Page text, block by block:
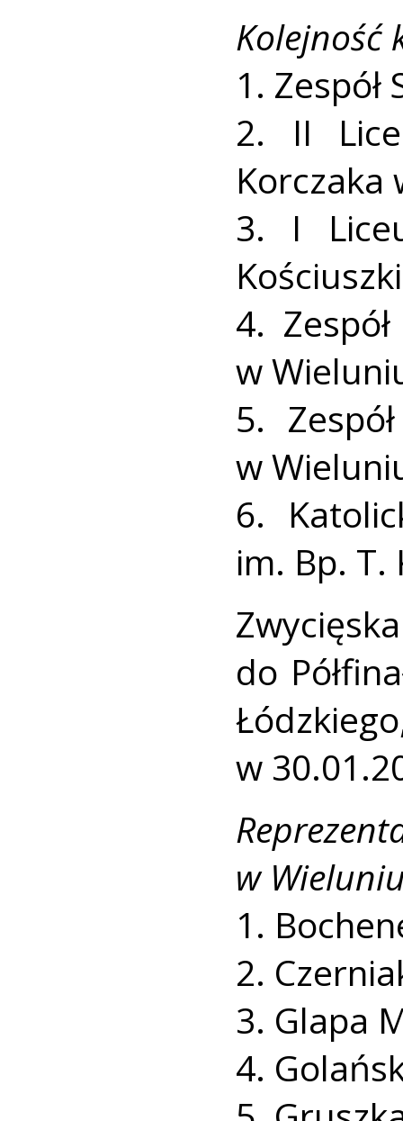
Kolejność
1. Zespół
2. II
Korczaka
3. I
4.
w
5.
w
6.
im. Bp.
do
w
w
1.
2.
3. Glapa
4.